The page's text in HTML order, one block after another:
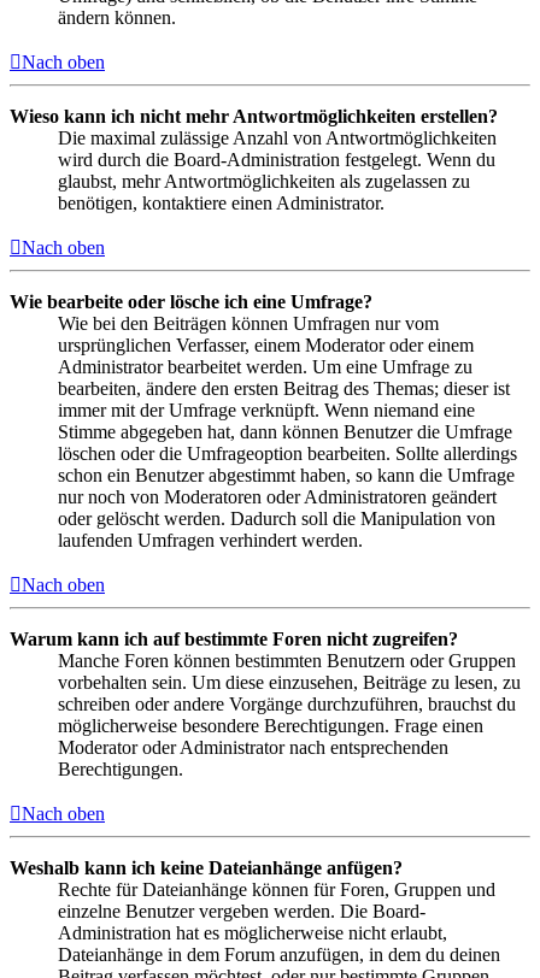
ändern können.
Nach oben
Wieso kann ich nicht mehr Antwortmöglichkeiten erstellen?
Die maximal zulässige Anzahl von Antwortmöglichkeiten
wird durch die Board-Administration festgelegt. Wenn du
glaubst, mehr Antwortmöglichkeiten als zugelassen zu
benötigen, kontaktiere einen Administrator.
Nach oben
Wie bearbeite oder lösche ich eine Umfrage?
Wie bei den Beiträgen können Umfragen nur vom
ursprünglichen Verfasser, einem Moderator oder einem
Administrator bearbeitet werden. Um eine Umfrage zu
bearbeiten, ändere den ersten Beitrag des Themas; dieser ist
immer mit der Umfrage verknüpft. Wenn niemand eine
Stimme abgegeben hat, dann können Benutzer die Umfrage
löschen oder die Umfrageoption bearbeiten. Sollte allerdings
schon ein Benutzer abgestimmt haben, so kann die Umfrage
nur noch von Moderatoren oder Administratoren geändert
oder gelöscht werden. Dadurch soll die Manipulation von
laufenden Umfragen verhindert werden.
Nach oben
Warum kann ich auf bestimmte Foren nicht zugreifen?
Manche Foren können bestimmten Benutzern oder Gruppen
vorbehalten sein. Um diese einzusehen, Beiträge zu lesen, zu
schreiben oder andere Vorgänge durchzuführen, brauchst du
möglicherweise besondere Berechtigungen. Frage einen
Moderator oder Administrator nach entsprechenden
Berechtigungen.
Nach oben
Weshalb kann ich keine Dateianhänge anfügen?
Rechte für Dateianhänge können für Foren, Gruppen und
einzelne Benutzer vergeben werden. Die Board-
Administration hat es möglicherweise nicht erlaubt,
Dateianhänge in dem Forum anzufügen, in dem du deinen